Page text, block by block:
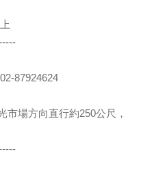
87924624
市場方向直行約250公尺，